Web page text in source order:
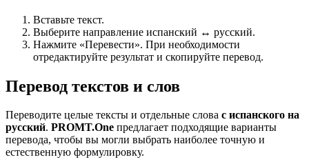
Вставьте текст.
Выберите направление испанский ↔ русский.
Нажмите «Перевести». При необходимости
отредактируйте результат и скопируйте перевод.
Перевод текстов и слов
Переводите целые тексты и отдельные слова с испанского на
русский. PROMT.One предлагает подходящие варианты
перевода, чтобы вы могли выбрать наиболее точную и
естественную формулировку.